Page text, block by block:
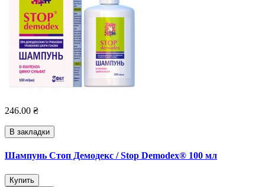
246.00 ₴
В закладки
Шампунь Стоп Демодекс / Stop Demodex® 100 мл
Купить